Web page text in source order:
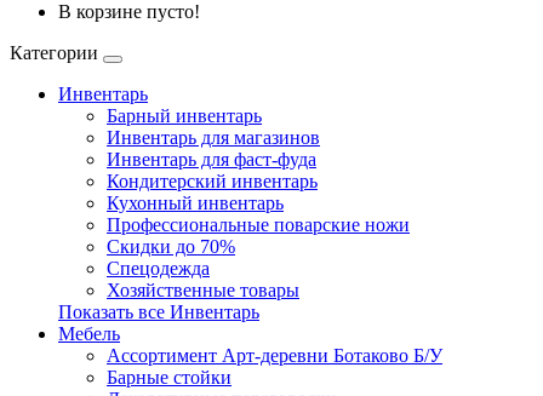
В корзине пусто!
Категории
Инвентарь
Барный инвентарь
Инвентарь для магазинов
Инвентарь для фаст-фуда
Кондитерский инвентарь
Кухонный инвентарь
Профессиональные поварские ножи
Скидки до 70%
Спецодежда
Хозяйственные товары
Показать все Инвентарь
Мебель
Ассортимент Арт-деревни Ботаково Б/У
Барные стойки